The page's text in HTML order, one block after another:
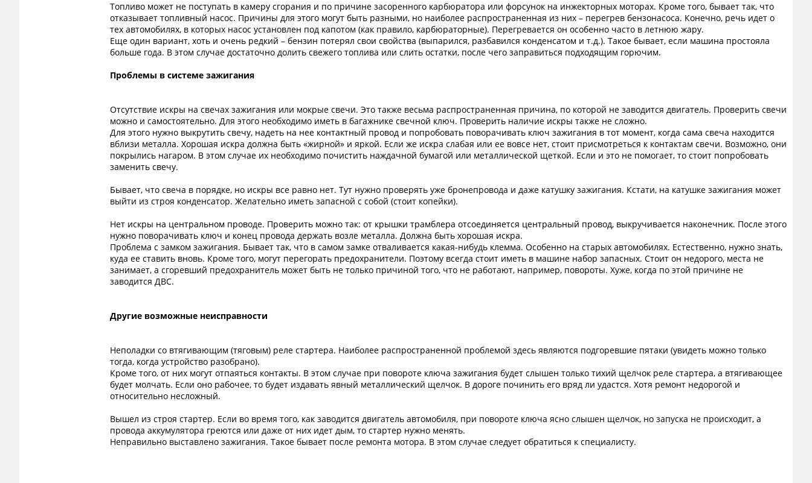
Топливо может не поступать в камеру сгорания и по причине засоренного карбюратора или форсунок на инжекторных моторах. Кроме того, бывает так, что
отказывает топливный насос. Причины для этого могут быть разными, но наиболее распространенная из них – перегрев бензонасоса. Конечно, речь идет о
тех автомобилях, в которых насос установлен под капотом (как правило, карбюраторные). Перегревается он особенно часто в летнюю жару.
Еще один вариант, хоть и очень редкий – бензин потерял свои свойства (выпарился, разбавился конденсатом и т.д.). Такое бывает, если машина простояла
больше года. В этом случае достаточно долить свежего топлива или слить остатки, после чего заправиться подходящим горючим.
Проблемы в системе зажигания
Отсутствие искры на свечах зажигания или мокрые свечи. Это также весьма распространенная причина, по которой не заводится двигатель. Проверить свечи
можно и самостоятельно. Для этого необходимо иметь в багажнике свечной ключ. Проверить наличие искры также не сложно.
Для этого нужно выкрутить свечу, надеть на нее контактный провод и попробовать поворачивать ключ зажигания в тот момент, когда сама свеча находится
вблизи металла. Хорошая искра должна быть «жирной» и яркой. Если же искра слабая или ее вовсе нет, стоит присмотреться к контактам свечи. Возможно, они
покрылись нагаром. В этом случае их необходимо почистить наждачной бумагой или металлической щеткой. Если и это не помогает, то стоит попробовать
заменить свечу.
Бывает, что свеча в порядке, но искры все равно нет. Тут нужно проверять уже бронепровода и даже катушку зажигания. Кстати, на катушке зажигания может
выйти из строя конденсатор. Желательно иметь запасной с собой (стоит копейки).
Нет искры на центральном проводе. Проверить можно так: от крышки трамблера отсоединяется центральный провод, выкручивается наконечник. После этого
нужно поворачивать ключ и конец провода держать возле металла. Должна быть хорошая искра.
Проблема с замком зажигания. Бывает так, что в самом замке отваливается какая-нибудь клемма. Особенно на старых автомобилях. Естественно, нужно знать,
куда ее ставить вновь. Кроме того, могут перегорать предохранители. Поэтому всегда стоит иметь в машине набор запасных. Стоит он недорого, места не
занимает, а сгоревший предохранитель может быть не только причиной того, что не работают, например, повороты. Хуже, когда по этой причине не
заводится ДВС.
Другие возможные неисправности
Неполадки со втягивающим (тяговым) реле стартера. Наиболее распространенной проблемой здесь являются подгоревшие пятаки (увидеть можно только
тогда, когда устройство разобрано).
Кроме того, от них могут отпаяться контакты. В этом случае при повороте ключа зажигания будет слышен только тихий щелчок реле стартера, а втягивающее
будет молчать. Если оно рабочее, то будет издавать явный металлический щелчок. В дороге починить его вряд ли удастся. Хотя ремонт недорогой и
относительно несложный.
Вышел из строя стартер. Если во время того, как заводится двигатель автомобиля, при повороте ключа ясно слышен щелчок, но запуска не происходит, а
провода аккумулятора греются или даже от них идет дым, то стартер нужно менять.
Неправильно выставлено зажигания. Такое бывает после ремонта мотора. В этом случае следует обратиться к специалисту.